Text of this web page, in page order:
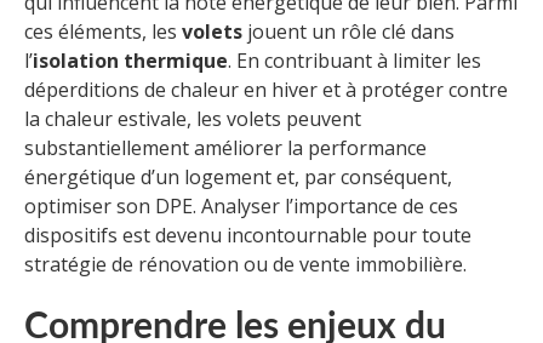
ces éléments, les volets jouent un rôle clé dans
l’isolation thermique. En contribuant à limiter les
déperditions de chaleur en hiver et à protéger contre
la chaleur estivale, les volets peuvent
substantiellement améliorer la performance
énergétique d’un logement et, par conséquent,
optimiser son DPE. Analyser l’importance de ces
dispositifs est devenu incontournable pour toute
stratégie de rénovation ou de vente immobilière.
Comprendre les enjeux du